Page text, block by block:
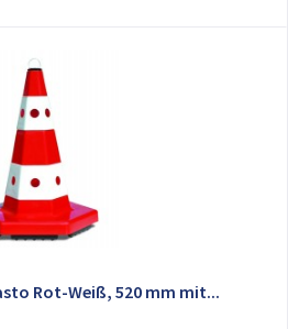
Rot-Weiß, 520 mm mit...